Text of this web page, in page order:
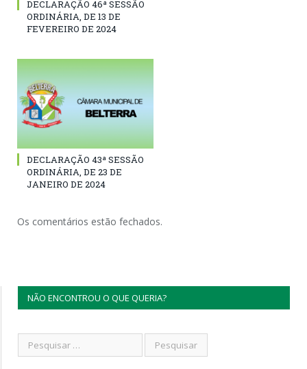
DECLARAÇÃO 46ª SESSÃO
ORDINÁRIA, DE 13 DE
FEVEREIRO DE 2024
DECLARAÇÃO 43ª SESSÃO
ORDINÁRIA, DE 23 DE
JANEIRO DE 2024
Os comentários estão fechados.
NÃO ENCONTROU O QUE QUERIA?